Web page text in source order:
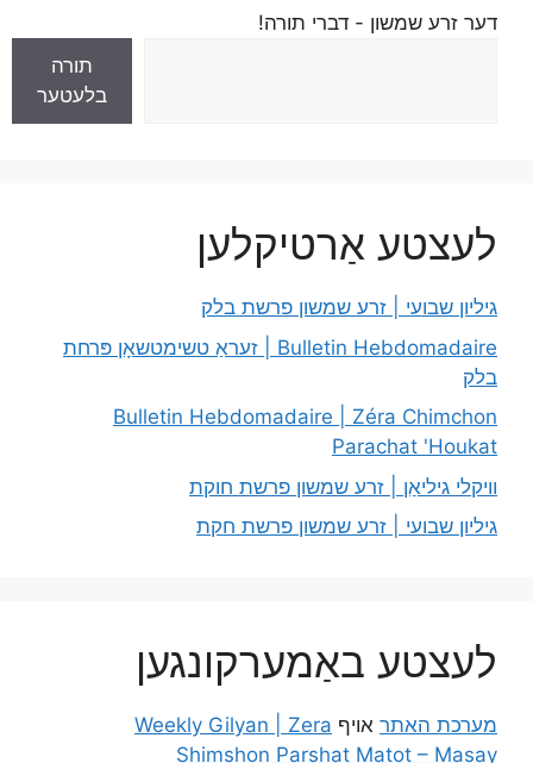
דער זרע שמשון - דברי תורה!
תורה
בלעטער
לעצטע אַרטיקלען
גיליון שבועי | זרע שמשון פרשת בלק
Bulletin Hebdomadaire | זעראַ טשימטשאָן פּרחת
בלק
Bulletin Hebdomadaire | Zéra Chimchon
Parachat 'Houkat
וויקלי גיליאַן | זרע שמשון פרשת חוקת
גיליון שבועי | זרע שמשון פרשת חקת
לעצטע באַמערקונגען
מערכת האתר אויף Weekly Gilyan | Zera
Shimshon Parshat Matot – Masay